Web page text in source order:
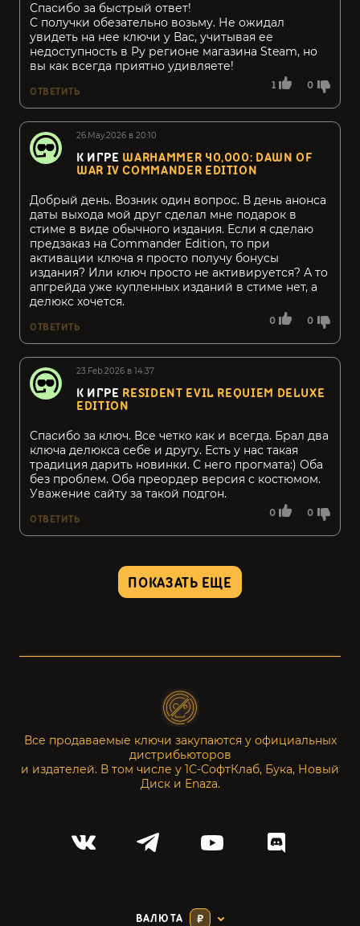
1 0
Спасибо за быстрый ответ!
С получки обезательно возьму. Не ожидал
увидеть на нее ключи у Вас, учитывая ее
недоступность в Ру регионе магазина Steam, но
вы как всегда приятно удивляете!
ОТВЕТИТЬ
26.May.2026 в 20:10
К ИГРЕ WARHAMMER 40,000: DAWN OF
WAR IV COMMANDER EDITION
0 0
Добрый день. Возник один вопрос. В день анонса
даты выхода мой друг сделал мне подарок в
стиме в виде обычного издания. Если я сделаю
предзаказ на Commander Edition, то при
активации ключа я просто получу бонусы
издания? Или ключ просто не активируется? А то
апгрейда уже купленных изданий в стиме нет, а
делюкс хочется.
ОТВЕТИТЬ
23.Feb.2026 в 14:37
К ИГРЕ RESIDENT EVIL REQUIEM DELUXE
EDITION
0 0
Спасибо за ключ. Все четко как и всегда. Брал два
ключа делюкса себе и другу. Есть у нас такая
традиция дарить новинки. С него прогмата:) Оба
без проблем. Оба преордер версия с костюмом.
Уважение сайту за такой подгон.
ОТВЕТИТЬ
ПОКАЗАТЬ ЕЩЕ
Все продаваемые ключи закупаются у официальных
дистрибьюторов
и издателей. В том числе у 1С-СофтКлаб, Бука, Новый
Диск и Enaza.
ВАЛЮТА ₽